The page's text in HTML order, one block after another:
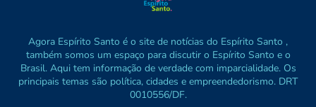
Agora Espírito Santo é o site de notícias do Espírito Santo ,
também somos um espaço para discutir o Espírito Santo e o
Brasil. Aqui tem informação de verdade com imparcialidade. Os
principais temas são política, cidades e empreendedorismo. DRT
0010556/DF.